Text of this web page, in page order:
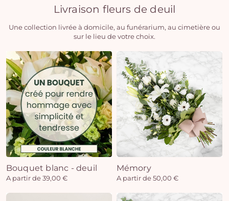
Livraison fleurs de deuil
Une collection livrée à domicile, au funérarium, au cimetière ou
sur le lieu de votre choix.
Bouquet blanc - deuil
A partir de 39,00 €
Mémory
A partir de 50,00 €